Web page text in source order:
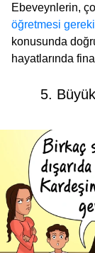
Ebeveynlerin,
öğretmesi
konusunda
hayatlarında
5.